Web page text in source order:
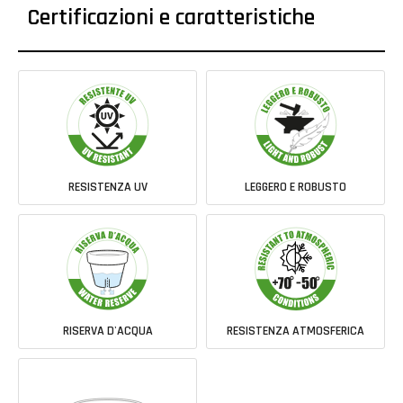
Certificazioni e caratteristiche
RESISTENZA UV LEGGERO E ROBUSTO
RISERVA D'ACQUA RESISTENZA ATMOSFERICA